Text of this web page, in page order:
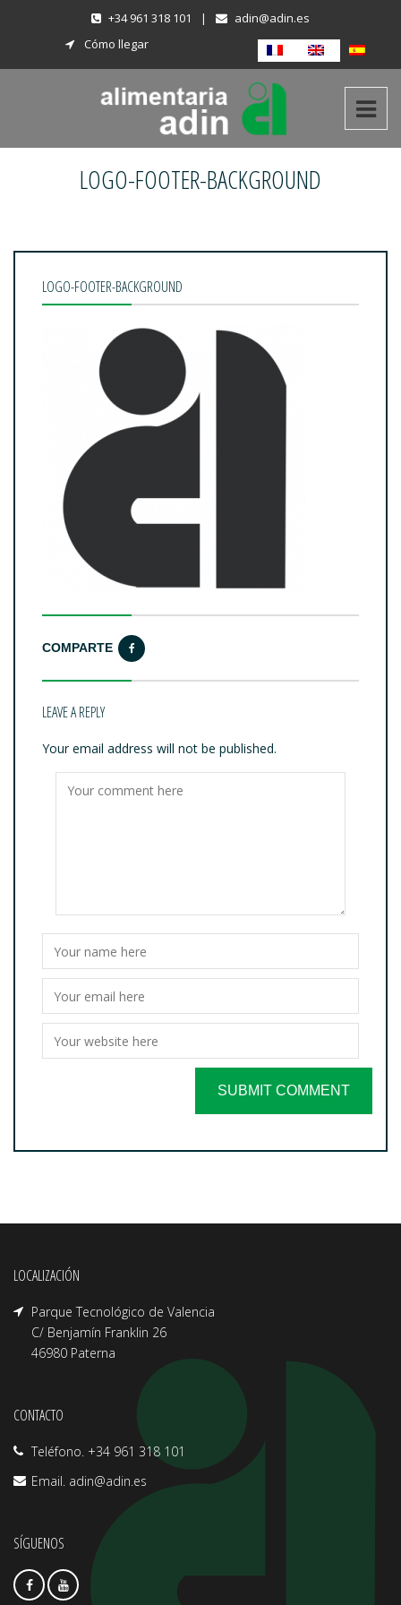
+34 961 318 101 |
adin@adin.es
Cómo llegar
LOGO-FOOTER-BACKGROUND
LOGO-FOOTER-BACKGROUND
COMPARTE
LEAVE A REPLY
Your email address will not be published.
LOCALIZACIÓN
Parque Tecnológico de Valencia
C/ Benjamín Franklin 26
46980 Paterna
CONTACTO
Teléfono. +34 961 318 101
Email. adin@adin.es
SÍGUENOS